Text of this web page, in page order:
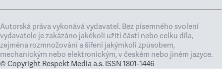
Autorská práva vykonává vydavatel. Bez písemného svolení
vydavatele je zakázáno jakékoli užití částí nebo celku díla,
zejména rozmnožování a šíření jakýmkoli způsobem,
mechanickým nebo elektronickým, v českém nebo jiném jazyce.
© Copyright Respekt Media a.s. ISSN 1801-1446